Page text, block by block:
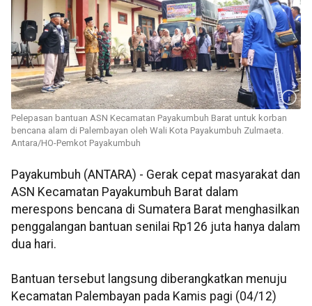
Pelepasan bantuan ASN Kecamatan Payakumbuh Barat untuk korban
bencana alam di Palembayan oleh Wali Kota Payakumbuh Zulmaeta.
Antara/HO-Pemkot Payakumbuh
Payakumbuh (ANTARA) - Gerak cepat masyarakat dan
ASN Kecamatan Payakumbuh Barat dalam
merespons bencana di Sumatera Barat menghasilkan
penggalangan bantuan senilai Rp126 juta hanya dalam
dua hari.
Bantuan tersebut langsung diberangkatkan menuju
Kecamatan Palembayan pada Kamis pagi (04/12)